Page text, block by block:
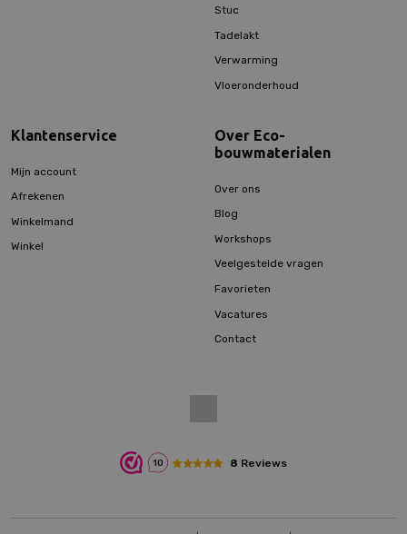
Stuc
Tadelakt
Verwarming
Vloeronderhoud
Klantenservice
Mijn account
Afrekenen
Winkelmand
Winkel
Over Eco-
bouwmaterialen
Over ons
Blog
Workshops
Veelgestelde vragen
Favorieten
Vacatures
Contact
10 8 Reviews